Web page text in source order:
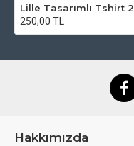
Lille Tasarımlı Tshirt 2
250,00 TL
Hakkımızda